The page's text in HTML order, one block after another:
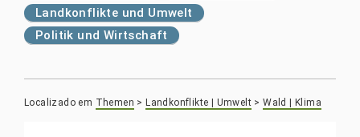
Landkonflikte und Umwelt
Politik und Wirtschaft
Localizado em Themen > Landkonflikte | Umwelt >Wald | Klima